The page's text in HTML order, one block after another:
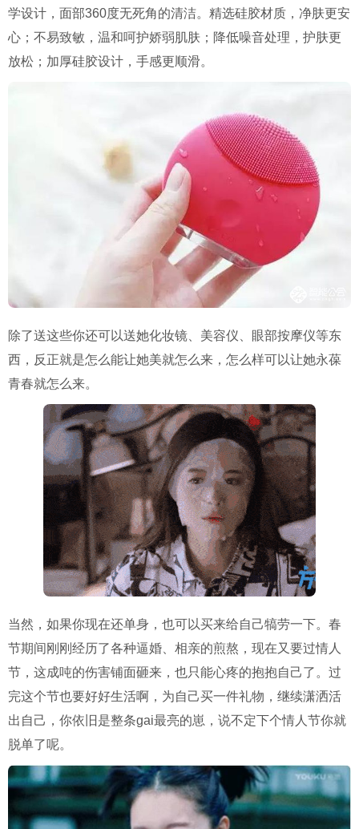
学设计，面部360度无死角的清洁。精选硅胶材质，净肤更安
心；不易致敏，温和呵护娇弱肌肤；降低噪音处理，护肤更
放松；加厚硅胶设计，手感更顺滑。
除了送这些你还可以送她化妆镜、美容仪、眼部按摩仪等东
西，反正就是怎么能让她美就怎么来，怎么样可以让她永葆
青春就怎么来。
当然，如果你现在还单身，也可以买来给自己犒劳一下。春
节期间刚刚经历了各种逼婚、相亲的煎熬，现在又要过情人
节，这成吨的伤害铺面砸来，也只能心疼的抱抱自己了。过
完这个节也要好好生活啊，为自己买一件礼物，继续潇洒活
出自己，你依旧是整条gai最亮的崽，说不定下个情人节你就
脱单了呢。